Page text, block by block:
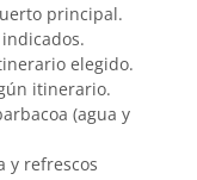
principal.
elegido.
itinerario.
(agua y
y refrescos